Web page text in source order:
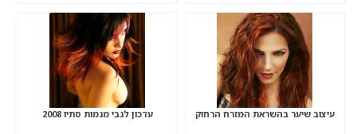
עיצוב שיער בהשראת המזרח הרחוק עדכון לגבי מגמות סתיו 2008